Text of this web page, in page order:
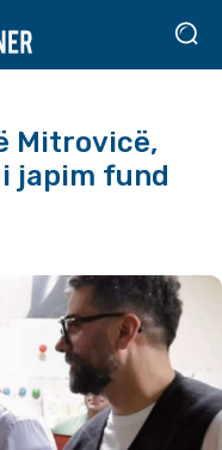
Mitrovicë,
japim fund